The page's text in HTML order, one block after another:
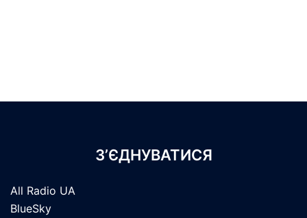
З’ЄДНУВАТИСЯ
All Radio UA
BlueSky